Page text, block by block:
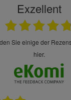
Exzellent
hier.